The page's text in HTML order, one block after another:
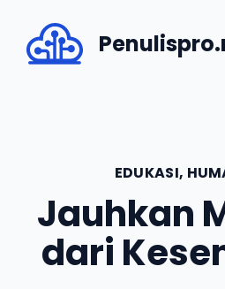
content
EDUKASI,
Jauhkan
dari